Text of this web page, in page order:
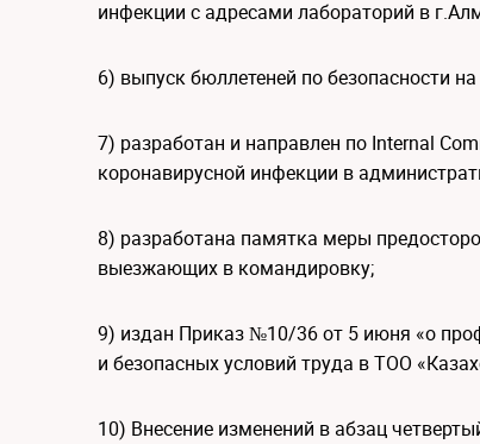
инфекции с адресами лабораторий в
6) выпуск бюллетеней по безопасности
7) разработан и направлен по Internal
коронавирусной инфекции в
8) разработана памятка меры
выезжающих в командировку;
9) издан Приказ №10/36 от 5 июня «о
и безопасных условий труда в ТОО
10) Внесение изменений в абзац